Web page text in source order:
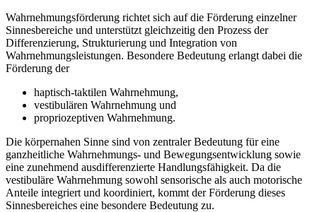
Wahrnehmungsförderung richtet sich auf die Förderung einzelner
Sinnesbereiche und unterstützt gleichzeitig den Prozess der
Differenzierung, Strukturierung und Integration von
Wahrnehmungsleistungen. Besondere Bedeutung erlangt dabei die
Förderung der
haptisch-taktilen Wahrnehmung,
vestibulären Wahrnehmung und
propriozeptiven Wahrnehmung.
Die körpernahen Sinne sind von zentraler Bedeutung für eine
ganzheitliche Wahrnehmungs- und Bewegungsentwicklung sowie
eine zunehmend ausdifferenzierte Handlungsfähigkeit. Da die
vestibuläre Wahrnehmung sowohl sensorische als auch motorische
Anteile integriert und koordiniert, kommt der Förderung dieses
Sinnesbereiches eine besondere Bedeutung zu.